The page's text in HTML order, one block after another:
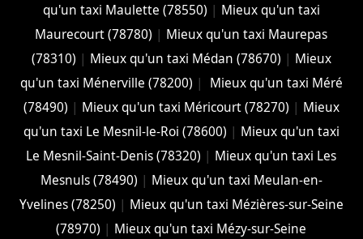
qu'un taxi Maulette (78550) | Mieux qu'un taxi
Maurecourt (78780) | Mieux qu'un taxi Maurepas
(78310) | Mieux qu'un taxi Médan (78670) | Mieux
qu'un taxi Ménerville (78200) |
Mieux qu'un taxi Méré
(78490) | Mieux qu'un taxi Méricourt (78270) | Mieux
qu'un taxi Le Mesnil-le-Roi (78600) | Mieux qu'un taxi
Le Mesnil-Saint-Denis (78320) | Mieux qu'un taxi Les
Mesnuls (78490) | Mieux qu'un taxi Meulan-en-
Yvelines (78250) | Mieux qu'un taxi Mézières-sur-Seine
(78970) | Mieux qu'un taxi Mézy-sur-Seine